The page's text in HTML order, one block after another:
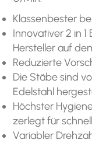
Klassenbester
Innovativer 2 in
Hersteller auf
Reduzierte
Die Stäbe sind
Edelstahl
Höchster
zerlegt für
Variabler